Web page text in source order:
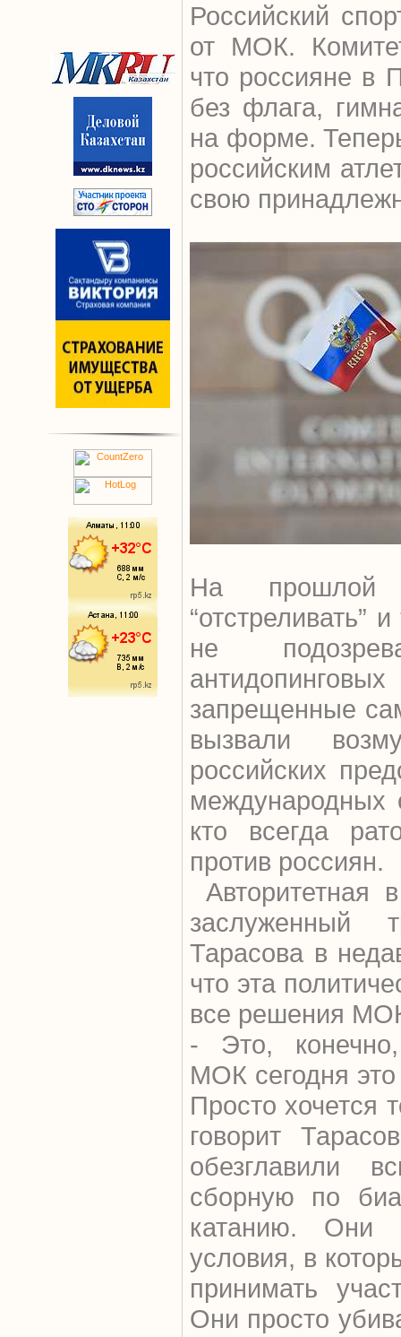
Российский
от МОК.
что россияне в
без флага,
на форме.
российским
свою
На
“отстреливать”
не
запрещенные
вызвали
российских
международных
кто всегда
против россиян.
Авторитетная
заслуженный
Тарасова в
что эта
все решения
- Это, конечно,
МОК сегодня
Просто хочется
говорит
обезглавили
сборную по
катанию. Они
условия, в
принимать
Они просто